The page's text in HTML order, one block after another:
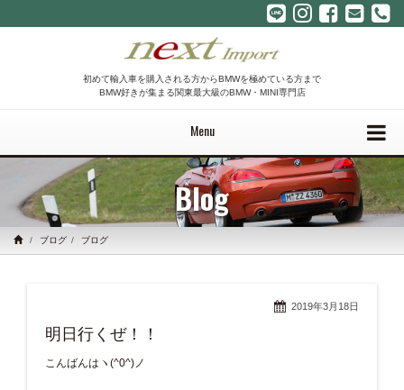
初めて輸入車を購入される方からBMWを極めている方まで
BMW好きが集まる関東最大級のBMW・MINI専門店
Menu
Blog
ブログ ブログ
2019年3月18日
明日行くぜ！！
こんばんはヽ(^0^)ノ